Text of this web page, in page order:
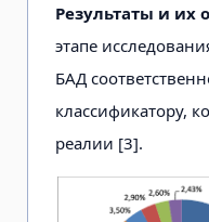
Результаты и их
этапе
БАД
классификатору,
реалии [3].